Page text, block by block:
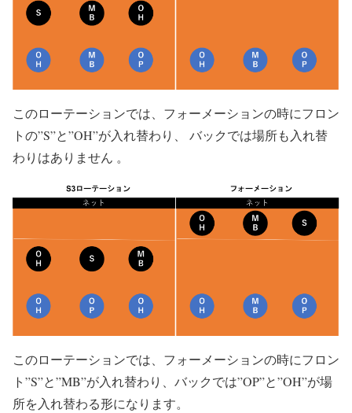
このローテーションでは、フォーメーションの時にフロン
トの”S”と”OH”が入れ替わり、 バックでは場所も入れ替
わりはありません 。
このローテーションでは、フォーメーションの時にフロン
ト”S”と”MB”が入れ替わり、バックでは”OP”と”OH”が場
所を入れ替わる形になります。